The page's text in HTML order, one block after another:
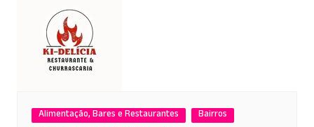
Alimentação, Bares e Restaurantes
Bairros